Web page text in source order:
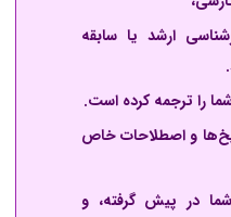
ارشد یا سابقه
را ترجمه کرده است.
و اصطلاحات خاص
در پیش گرفته، و